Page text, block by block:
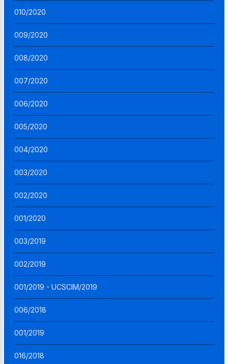
010/2020
009/2020
008/2020
007/2020
006/2020
005/2020
004/2020
003/2020
002/2020
001/2020
003/2019
002/2019
001/2019 - UCSCIM/2019
006/2018
001/2019
016/2018